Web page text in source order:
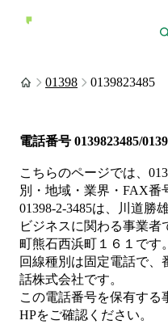
01398 0139823485
電話番号 0139823485/
こちらのページでは、
別・地域・業界・FAX番
01398-2-3485は、 川道勝
ビジネスに関わる事業者
町熊石西浜町１６１ です。
回線種別は固定電話で、
話株式会社です。
この電話番号を保有する
HPをご確認ください。